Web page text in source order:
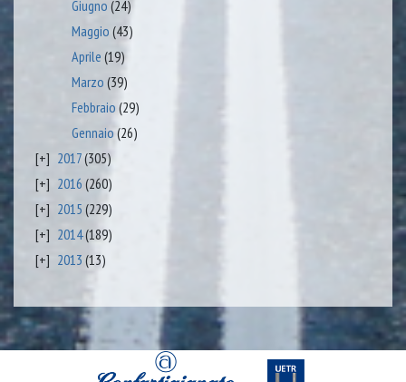
Giugno (24)
Maggio (43)
Aprile (19)
Marzo (39)
Febbraio (29)
Gennaio (26)
2017(305)
2016 (260)
2015 (229)
2014(189)
2013 (13)